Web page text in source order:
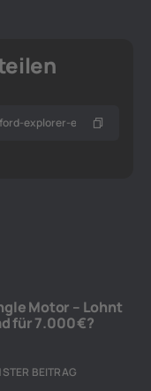
Motor – Lohnt
für 7.000 €?
BEITRAG